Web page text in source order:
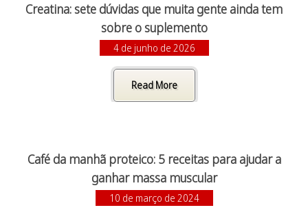
Creatina: sete dúvidas que muita gente ainda tem
sobre o suplemento
4 de junho de 2026
Read More
Café da manhã proteico: 5 receitas para ajudar a
ganhar massa muscular
10 de março de 2024